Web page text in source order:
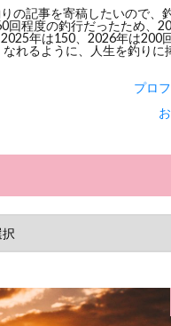
の記事を寄稿したいので、
回程度の釣行だったため、
年は150、2026年は200
れるように、人生を釣りに
プロ